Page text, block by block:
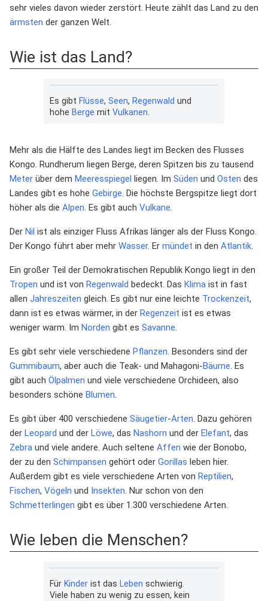
sehr vieles davon wieder zerstört. Heute zählt das Land zu den
ärmsten der ganzen Welt.
Wie ist das Land?
Es gibt Flüsse, Seen, Regenwald und
hohe Berge mit Vulkanen
Mehr als die Hälfte des Landes liegt im Becken des Flusses
Kongo. Rundherum liegen Berge, deren Spitzen bis zu tausend
Meter über dem Meeresspiegel liegen. Im Süden und Osten des
Landes gibt es hohe Gebirge. Die höchste Bergspitze liegt dort
höher als die Alpen. Es gibt auch Vulkane.
Der Nil ist als einziger Fluss Afrikas länger als der Fluss Kongo.
Der Kongo führt aber mehr Wasser. Er mündet in den Atlantik.
Ein großer Teil der Demokratischen Republik Kongo liegt in den
Tropen und ist von Regenwald bedeckt. Das Klima ist in fast
allen Jahreszeiten gleich. Es gibt nur eine leichte Trockenzeit,
dann ist es etwas wärmer, in der Regenzeit ist es etwas
weniger warm. Im Norden gibt es Savanne.
Es gibt sehr viele verschiedene Pflanzen. Besonders sind der
Gummibaum, aber auch die Teak- und Mahagoni-Bäume. Es
gibt auch Ölpalmen und viele verschiedene Orchideen, also
besonders schöne Blumen.
Es gibt über 400 verschiedene Säugetier-Arten. Dazu gehören
der Leopard und der Löwe, das Nashorn und der Elefant, das
Zebra und viele andere. Auch seltene Affen wie der Bonobo,
der zu den Schimpansen gehört oder Gorillas leben hier.
Außerdem gibt es viele verschiedene Arten von Reptilien,
Fischen, Vögeln und Insekten. Nur schon von den
Schmetterlingen gibt es über 1.300 verschiedene Arten.
Wie leben die Menschen?
Für Kinderist das Leben schwierig.
Viele haben zu wenig zu essen, kein